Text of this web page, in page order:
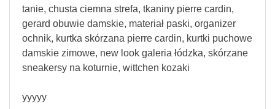
tanie, chusta ciemna strefa, tkaniny pierre cardin,
gerard obuwie damskie, materiał paski, organizer
ochnik, kurtka skórzana pierre cardin, kurtki puchowe
damskie zimowe, new look galeria łódzka, skórzane
sneakersy na koturnie, wittchen kozaki
yyyyy